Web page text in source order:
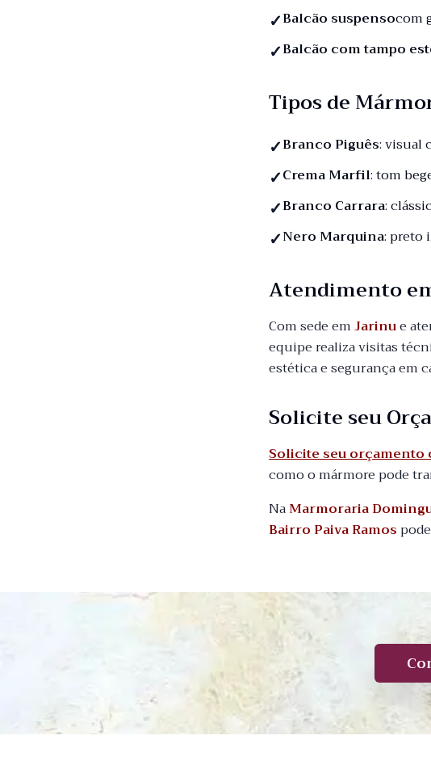
Balcão suspensocom
Balcão com tampo
Tipos de
Branco Piguês: visual
Crema Marfil: tom
Branco Carrara:
Nero Marquina: preto
Atendimento
Com sede emJarinue
equipe realiza visitas
estética e segurança em
Solicite seu
Solicite seu orçamento
como o mármore pode
NaMarmoraria
Bairro Paiva Ramos